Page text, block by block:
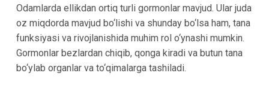
Odamlarda ellikdan ortiq turli gormonlar mavjud. Ular juda
oz miqdorda mavjud bo‘lishi va shunday bo‘lsa ham, tana
funksiyasi va rivojlanishida muhim rol o‘ynashi mumkin.
Gormonlar bezlardan chiqib, qonga kiradi va butun tana
bo‘ylab organlar va to‘qimalarga tashiladi.